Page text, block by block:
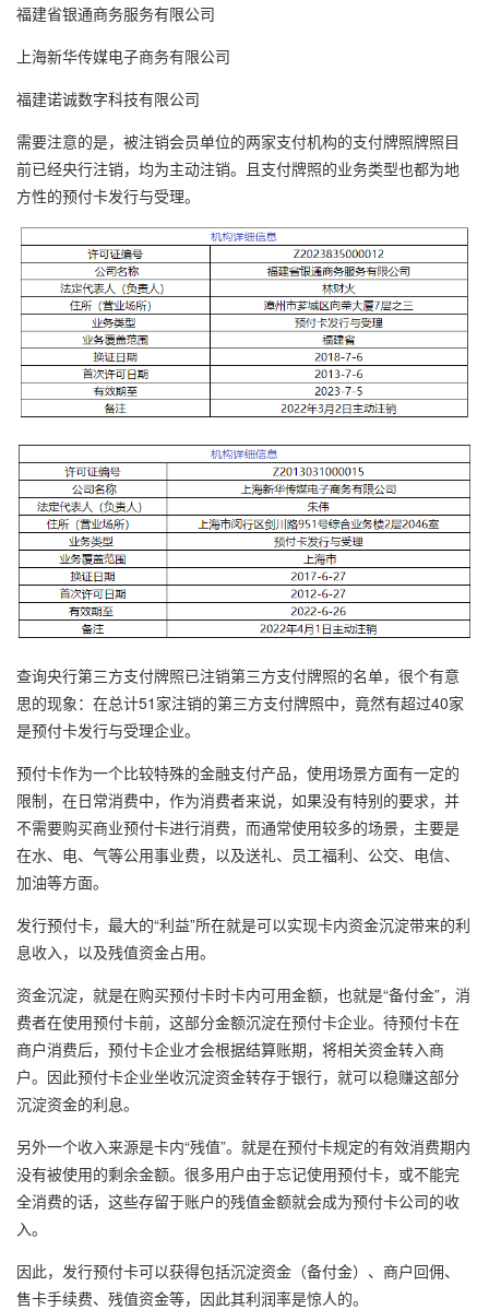
福建省银通商务服务有限公司
上海新华传媒电子商务有限公司
福建诺诚数字科技有限公司
需要注意的是，被注销会员单位的两家支付机构的支付牌照牌照目
前已经央行注销，均为主动注销。且支付牌照的业务类型也都为地
方性的预付卡发行与受理。
查询央行第三方支付牌照已注销第三方支付牌照的名单，很个有意
思的现象：在总计51家注销的第三方支付牌照中，竟然有超过40家
是预付卡发行与受理企业。
预付卡作为一个比较特殊的金融支付产品，使用场景方面有一定的
限制，在日常消费中，作为消费者来说，如果没有特别的要求，并
不需要购买商业预付卡进行消费，而通常使用较多的场景，主要是
在水、电、气等公用事业费，以及送礼、员工福利、公交、电信、
加油等方面。
发行预付卡，最大的“利益”所在就是可以实现卡内资金沉淀带来的利
息收入，以及残值资金占用。
资金沉淀，就是在购买预付卡时卡内可用金额，也就是“备付金”，消
费者在使用预付卡前，这部分金额沉淀在预付卡企业。待预付卡在
商户消费后，预付卡企业才会根据结算账期，将相关资金转入商
户。因此预付卡企业坐收沉淀资金转存于银行，就可以稳赚这部分
沉淀资金的利息。
另外一个收入来源是卡内“残值”。就是在预付卡规定的有效消费期内
没有被使用的剩余金额。很多用户由于忘记使用预付卡，或不能完
全消费的话，这些存留于账户的残值金额就会成为预付卡公司的收
入。
因此，发行预付卡可以获得包括沉淀资金（备付金）、商户回佣、
售卡手续费、残值资金等，因此其利润率是惊人的。